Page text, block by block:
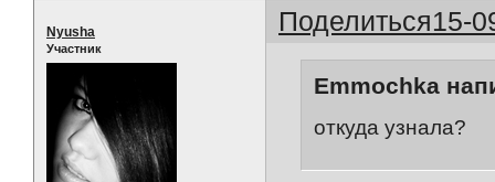
Поделиться15-
Nyusha
Участник
Emmochka
откуда узнала?